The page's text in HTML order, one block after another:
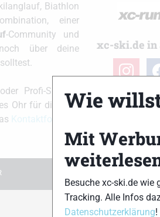
Biathlon
einer
-Community und
über deine
Profi-Sportler,
Ohr für dich! Du
xc-ski.de in
instagram
Wie
Mit
Besuche xc-ski.de wie
Tracking. Alle Infos
Datenschutzerklärung!